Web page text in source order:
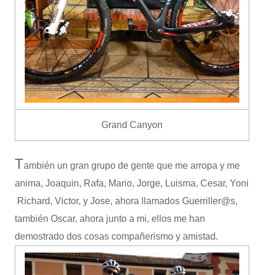
Grand Canyon
También un gran grupo de gente que me arropa y me
anima, Joaquin, Rafa, Mario, Jorge, Luisma, Cesar, Yoni
Richard, Victor, y Jose, ahora llamados Guerriller@s,
también Oscar, ahora junto a mi, ellos me han
demostrado dos cosas compañerismo y amistad.